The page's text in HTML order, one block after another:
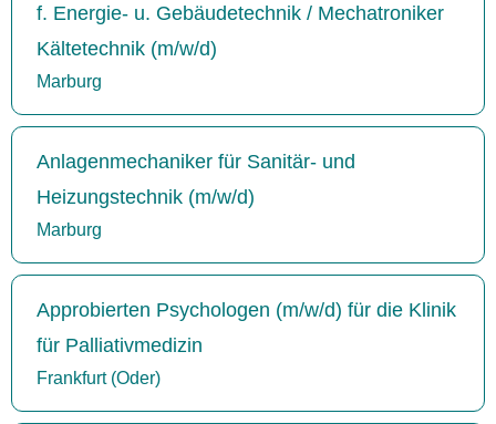
f. Energie- u. Gebäudetechnik / Mechatroniker
Kältetechnik (m/w/d)
Marburg
Anlagenmechaniker für Sanitär- und
Heizungstechnik (m/w/d)
Marburg
Approbierten Psychologen (m/w/d) für die Klinik
für Palliativmedizin
Frankfurt (Oder)